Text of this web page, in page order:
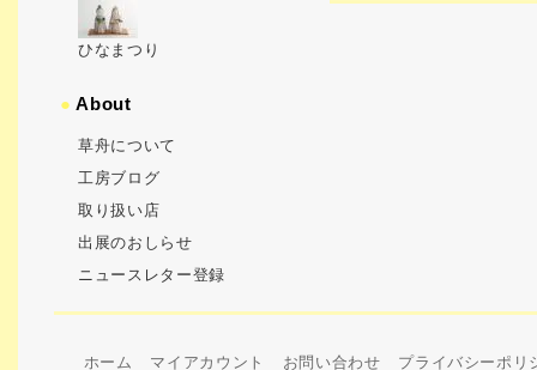
ひなまつり
●About
草舟について
工房ブログ
取り扱い店
出展のおしらせ
ニュースレター登録
ホーム マイアカウント お問い合わせ プライバシーポリ